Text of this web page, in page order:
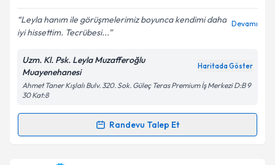
E-posta Adresiniz
Kişisel verilerimin işlenmesine ilişkin
Metni'ni okudum ve kişisel verilerimin belirtilen
Takvim Talebini Gönder
Leyla hanım ile görüşmelerimiz boyunca kendimi daha
iyi hissettim. Tecrübesi...
Devamı
Uzm. Kl. Psk. Leyla Muzafferoğlu
Muayenehanesi
Haritada Göster
Ahmet Taner Kışlalı Bulv. 320. Sok. Güleç Teras Premium İş Merkezi D:B 9
30 Kat:8
Randevu Talep Et
Randevu Takvimi Talebi